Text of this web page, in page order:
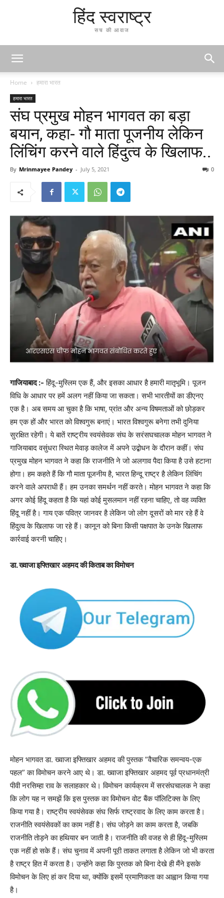
हिंद स्वराष्ट्र
सच की आवाज
Home हमारा भारत
हमारा भारत
संघ प्रमुख मोहन भागवत का बड़ा
बयान, कहा- गौ माता पूजनीय लेकिन
लिंचिंग करने वाले हिंदुत्‍व के खिलाफ..
By Mrinmayee Pandey - July 5, 2021 0
गाजियाबाद :- हिंदू-मुस्लिम एक हैं, और इसका आधार है हमारी मातृभूमि। पूजन
विधि के आधार पर हमें अलग नहीं किया जा सकता। सभी भारतीयों का डीएनए
एक है। अब समय आ चुका है कि भाषा, प्रांत और अन्य विषमताओं को छोड़कर
हम एक हों और भारत को विश्वगुरू बनाएं। भारत विश्वगुरू बनेगा तभी दुनिया
सुरक्षित रहेगी। ये बातें राष्ट्रीय स्वयंसेवक संघ के सरंसघचालक मोहन भागवत ने
गाजियाबाद वसुंधरा स्थित मेवाड़ कालेज में अपने उद्बोधन के दौरान कहीं। संघ
प्रमुख मोहन भागवत ने कहा कि राजनीति ने जो अलगाव पैदा किया है उसे हटाना
होगा। हम कहते हैं कि गौ माता पूजनीय है, भारत हिन्दू राष्ट्र है लेकिन लिंचिंग
करने वाले अपराधी हैं। हम उनका समर्थन नहीं करते। मोहन भागवत ने कहा कि
अगर कोई हिंदू कहता है कि यहां कोई मुसलमान नहीं रहना चाहिए, तो वह व्यक्ति
हिंदू नहीं है। गाय एक पवित्र जानवर है लेकिन जो लोग दूसरों को मार रहे हैं वे
हिंदुत्व के खिलाफ जा रहे हैं। कानून को बिना किसी पक्षपात के उनके खिलाफ
कार्रवाई करनी चाहिए।
डा. ख्वाजा इफ्तिखार अहमद की किताब का विमोचन
मोहन भागवत डा. ख्वाजा इफ्तिखार अहमद की पुस्तक ”वैचारिक समन्वय-एक
पहल” का विमोचन करने आए थे। डा. ख्वाजा इफ्तिखार अहमद पूर्व प्रधानमंत्री
पीवी नरसिम्हा राव के सलाहकार थे। विमोचन कार्यक्रम में सरसंघचालक ने कहा
कि लोग यह न समझें कि इस पुस्तक का विमोचन वोट बैंक पॉलिटिक्स के लिए
किया गया है। राष्ट्रीय स्वयंसेवक संघ सिर्फ राष्ट्रवाद के लिए काम करता है।
राजनीति स्वयंसेवकों का काम नहीं है। संघ जोड़ने का काम करता है, जबकि
राजनीति ताेड़ने का हथियार बन जाती है। राजनीति की वजह से ही हिंदू-मुस्लिम
एक नहीं हो सके हैं। संघ चुनाव में अपनी पूरी ताकत लगाता है लेकिन जो भी करता
है राष्ट्र हित में करता है। उन्होंने कहा कि पुस्तक को बिना देखे ही मैंने इसके
विमोचन के लिए हां कर दिया था, क्योंकि इसमें प्रमाणिकता का आह्वान किया गया
है।